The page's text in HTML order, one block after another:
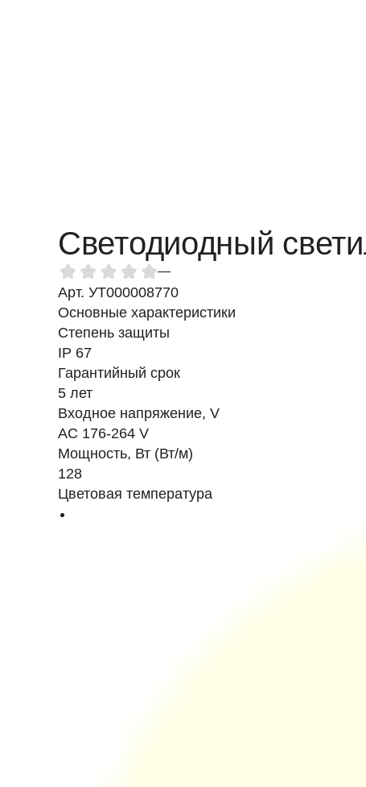
Светодиодный
—
Арт. УТ000008770
Основные характеристики
Степень защиты
IP 67
Гарантийный срок
5 лет
Входное напряжение, V
AC 176-264 V
Мощность, Вт (Вт/м)
128
Цветовая температура